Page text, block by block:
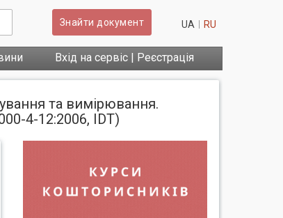
Знайти документ UA RU
Вхід на сервіс | Реєстрація
та вимірювання.
4-12:2006, IDT)